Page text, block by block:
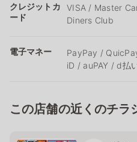
クレジットカ
ード
VISA / Master
Diners Club
電子マネー
PayPay /
iD / auPAY / d払
この店舗の近くのチラ